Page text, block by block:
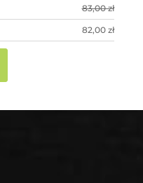
83,00 zł
82,00 zł